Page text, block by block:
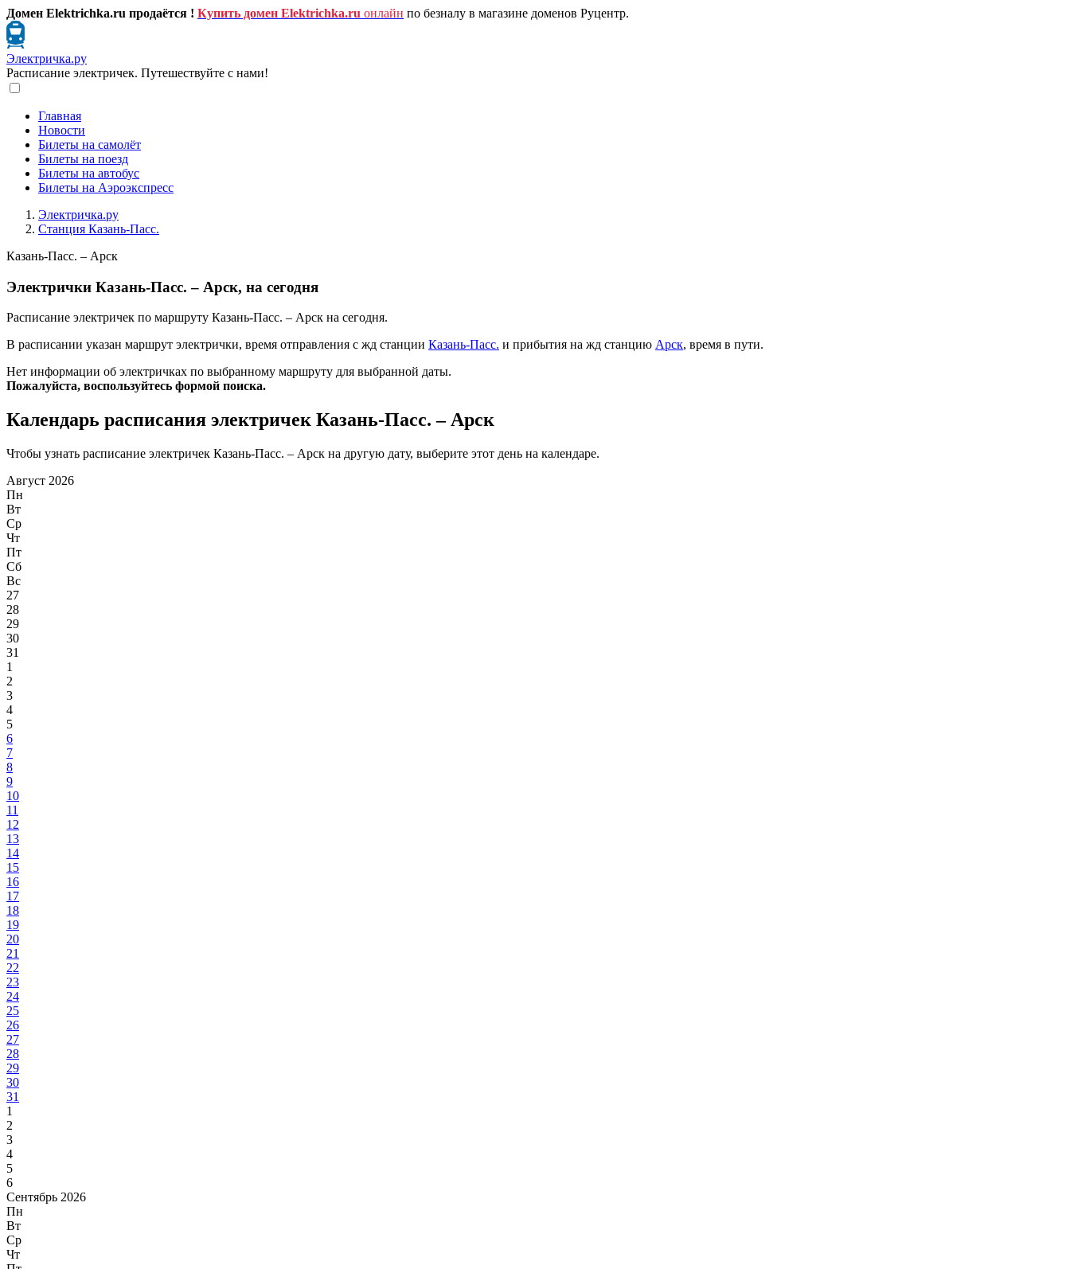
Домен Elektrichka.ru продаётся ! Купить домен Elektrichka.ru онлайн по безналу в магазине доменов Руцентр.
Электричка.ру
Расписание электричек. Путешествуйте с нами!
Главная
Новости
Билеты на самолёт
Билеты на поезд
Билеты на автобус
Билеты на Аэроэкспресс
Электричка.ру
Станция Казань-Пасс.
Казань-Пасс. – Арск
Электрички Казань-Пасс. – Арск, на сегодня
Расписание электричек по маршруту Казань-Пасс. – Арск на сегодня.
В расписании указан маршрут электрички, время отправления с жд станции Казань-Пасс. и прибытия на жд станцию Арск, время в пути.
Нет информации об электричках по выбранному маршруту для выбранной даты.
Пожалуйста, воспользуйтесь формой поиска.
Календарь расписания электричек Казань-Пасс. – Арск
Чтобы узнать расписание электричек Казань-Пасс. – Арск на другую дату, выберите этот день на календаре.
Август 2026
Пн
Вт
Ср
Чт
Пт
Сб
Вс
27
28
29
30
31
1
2
3
4
5
6
7
8
9
10
11
12
13
14
15
16
17
18
19
20
21
22
23
24
25
26
27
28
29
30
31
1
2
3
4
5
6
Сентябрь 2026
Пн
Вт
Ср
Чт